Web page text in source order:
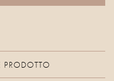
PRODOTTO